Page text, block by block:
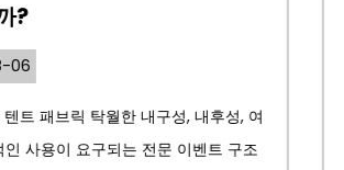
까?
업계 뉴스
PTFE 아키텍처 멤브레인 현대 건축 디자인에
건축가와 엔지니어가 미적 우수성과 뛰어난 성